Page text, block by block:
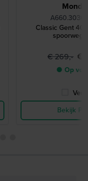
Classic Gent 40
€ 269,- €
● Op
Bekijk